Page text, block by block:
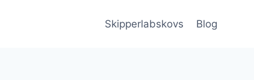
Skipperlabskovs Blog